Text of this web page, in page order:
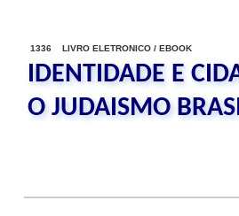
1336 LIVRO ELETRONICO / EBOOK
IDENTIDADE E
O JUDAISMO